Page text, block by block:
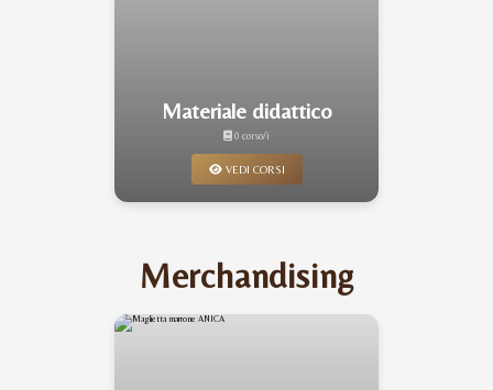
Materiale didattico
0 corso/i
VEDI CORSI
Merchandising